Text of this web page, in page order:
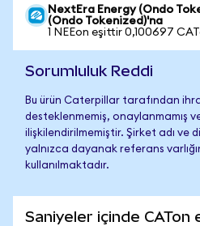
NextEra Energy (Ondo
(Ondo Tokenized)'na
1 NEEon eşittir 0,100697
Sorumluluk Reddi
Bu ürün Caterpillar tarafından
desteklenmemiş, onaylanmamış
ilişkilendirilmemiştir. Şirket adı ve
yalnızca dayanak referans
kullanılmaktadır.
Saniyeler içinde CATon